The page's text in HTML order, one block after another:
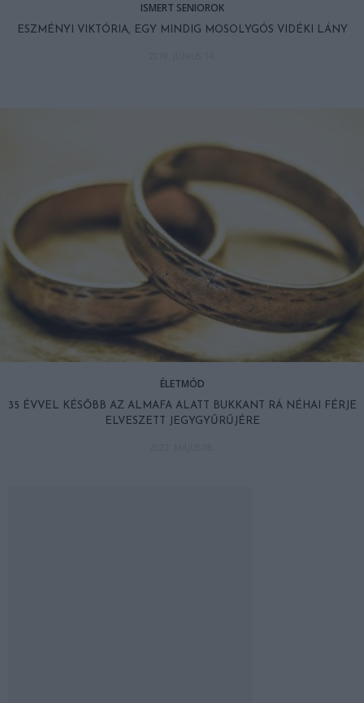
ISMERT SENIOROK
ESZMÉNYI VIKTÓRIA, EGY MINDIG MOSOLYGÓS VIDÉKI LÁNY
ÉLETMÓD
35 ÉVVEL KÉSŐBB AZ ALMAFA ALATT BUKKANT RÁ NÉHAI FÉRJE
ELVESZETT JEGYGYŰRŰJÉRE